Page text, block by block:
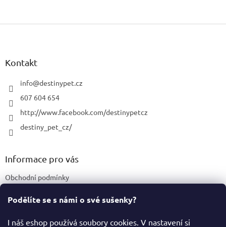
Podělíte se s námi o své sušenky?
I náš eshop používá soubory cookies. V nastavení si
Z
Kontakt
info@destinypet.cz
607 604 654
http://www.facebook.com/destinypetcz
destiny_pet_cz/
Informace pro vás
Obchodní podmínky
Certifikace a označení produktů